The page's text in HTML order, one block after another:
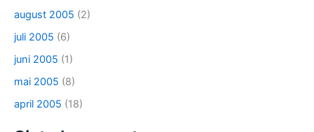
august 2005 (2)
juli 2005 (6)
juni 2005 (1)
mai 2005 (8)
april 2005 (18)